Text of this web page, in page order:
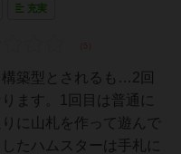
充実
築型とされるも…2回
ます。1回目は普通に
に山札を作って遊んで
たハムスターは手札に